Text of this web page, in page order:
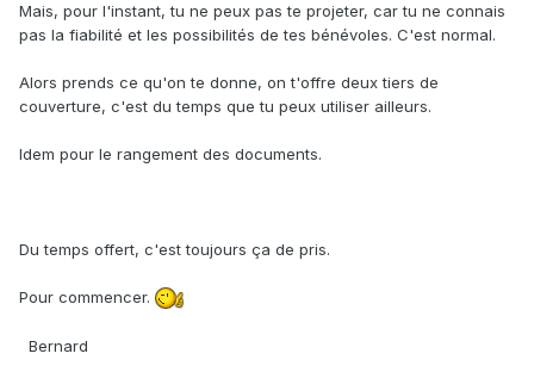
Mais, pour l'instant, tu ne peux pas te projeter, car tu ne connais
pas la fiabilité et les possibilités de tes bénévoles. C'est normal.
Alors prends ce qu'on te donne, on t'offre deux tiers de
couverture, c'est du temps que tu peux utiliser ailleurs.
Idem pour le rangement des documents.
Du temps offert, c'est toujours ça de pris.
Pour commencer.
Bernard